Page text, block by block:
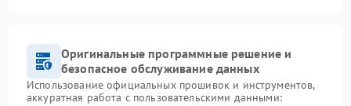
Оригинальные программные решение и
безопасное обслуживание данных
Использование официальных прошивок и инструментов,
аккуратная работа с пользовательскими данными: